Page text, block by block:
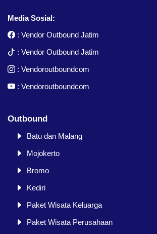
Media Sosial:
: Vendor Outbound Jatim
: Vendor Outbound Jatim
: Vendoroutboundcom
: Vendoroutboundcom
Outbound
Batu dan Malang
Mojokerto
Bromo
Kediri
Paket Wisata Keluarga
Paket Wisata Perusahaan